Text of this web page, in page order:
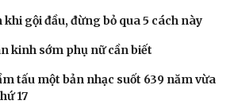
gội đầu, đừng bỏ qua 5 cách này
kinh sớm phụ nữ cần biết
tấu một bản nhạc suốt 639 năm vừa
17